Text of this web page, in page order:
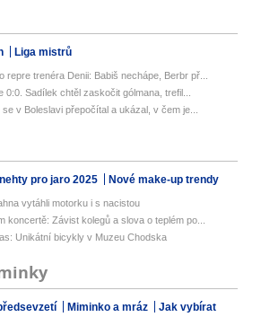
Liga mistrů
repre trenéra Denii: Babiš nechápe, Berbr př...
Sadílek chtěl zaskočit gólmana, trefil...
v Boleslavi přepočítal a ukázal, v čem je...
pro jaro 2025 Nové make-up trendy
vytáhli motorku i s nacistou
koncertě: Závist kolegů a slova o teplém po...
Unikátní bicykly v Muzeu Chodska
Miminko a mráz
Jak vybírat